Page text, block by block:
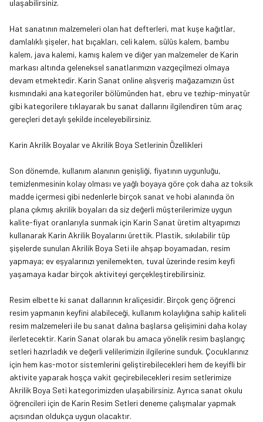
ulaşabilirsiniz.
Hat sanatının malzemeleri olan hat defterleri, mat kuşe kağıtlar,
damlalıklı şişeler, hat bıçakları, celi kalem, sülüs kalem, bambu
kalem, java kalemi, kamış kalem ve diğer yan malzemeler de Karin
markası altında geleneksel sanatlarımızın vazgeçilmezi olmaya
devam etmektedir. Karin Sanat online alışveriş mağazamızın üst
kısmındaki ana kategoriler bölümünden hat, ebru ve tezhip-minyatür
gibi kategorilere tıklayarak bu sanat dallarını ilgilendiren tüm araç
gereçleri detaylı şekilde inceleyebilirsiniz.
Karin Akrilik Boyalar ve Akrilik Boya Setlerinin Özellikleri
Son dönemde, kullanım alanının genişliği, fiyatının uygunluğu,
temizlenmesinin kolay olması ve yağlı boyaya göre çok daha az toksik
madde içermesi gibi nedenlerle birçok sanat ve hobi alanında ön
plana çıkmış akrilik boyaları da siz değerli müşterilerimize uygun
kalite-fiyat oranlarıyla sunmak için Karin Sanat üretim altyapımızı
kullanarak Karin Akrilik Boyalarını ürettik. Plastik, sıkılabilir tüp
şişelerde sunulan Akrilik Boya Seti ile ahşap boyamadan, resim
yapmaya; ev eşyalarınızı yenilemekten, tuval üzerinde resim keyfi
yaşamaya kadar birçok aktiviteyi gerçekleştirebilirsiniz.
Resim elbette ki sanat dallarının kraliçesidir. Birçok genç öğrenci
resim yapmanın keyfini alabileceği, kullanım kolaylığına sahip kaliteli
resim malzemeleri ile bu sanat dalına başlarsa gelişimini daha kolay
ilerletecektir. Karin Sanat olarak bu amaca yönelik resim başlangıç
setleri hazırladık ve değerli velilerimizin ilgilerine sunduk. Çocuklarınız
için hem kas-motor sistemlerini geliştirebilecekleri hem de keyifli bir
aktivite yaparak hoşça vakit geçirebilecekleri resim setlerimize
Akrilik Boya Seti kategorimizden ulaşabilirsiniz. Ayrıca sanat okulu
öğrencileri için de Karin Resim Setleri deneme çalışmalar yapmak
açısından oldukça uygun olacaktır.